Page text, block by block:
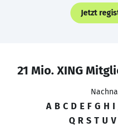
Jetzt
21 Mio. XING
A B C D E F G H I
Q R S T U V